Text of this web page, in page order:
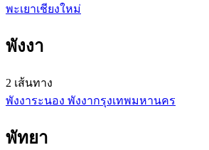
พะเยาเชียงใหม่
พังงา
2 เส้นทาง
พังงาระนอง พังงากรุงเทพมหานคร
พัทยา